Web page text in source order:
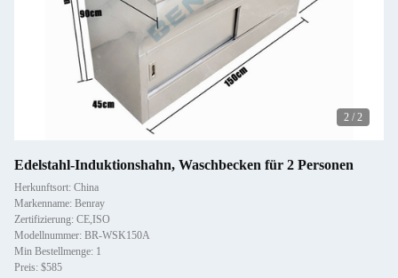
2 / 2
Edelstahl-Induktionshahn, Waschbecken für 2 Personen
Herkunftsort: China
Markenname: Benray
Zertifizierung: CE,ISO
Modellnummer: BR-WSK150A
Min Bestellmenge: 1
Preis: $585